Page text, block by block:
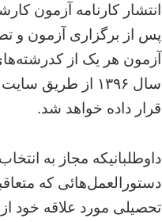
انتشار کارنامه آزمون
پس‌ از برگزاری‌ آزمون‌ و
آزمون‌ هر یک‌ از
سال ۱۳۹۶ از
قرار داده‌ خواهد شد.
داوطلبانیکه مجاز به
دستورالعمل‌هائی که
تحصیلی مورد علاقه خود